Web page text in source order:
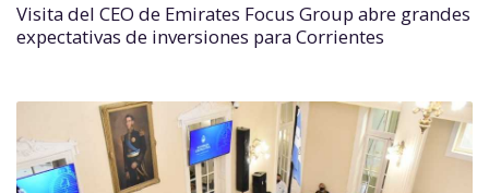
Visita del CEO de Emirates Focus Group abre grandes
expectativas de inversiones para Corrientes